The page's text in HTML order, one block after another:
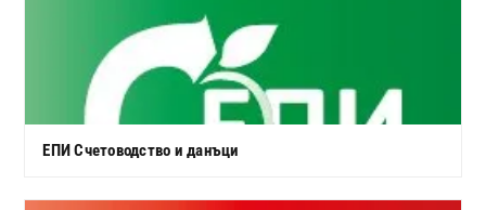
ЕПИ Счетоводство и данъци